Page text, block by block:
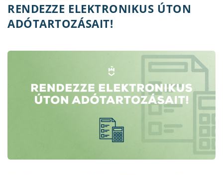
RENDEZZE ELEKTRONIKUS ÚTON
ADÓTARTOZÁSAIT!